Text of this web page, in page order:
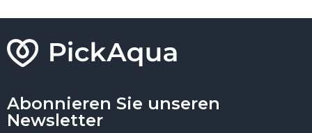
Abonnieren Sie unseren
Newsletter